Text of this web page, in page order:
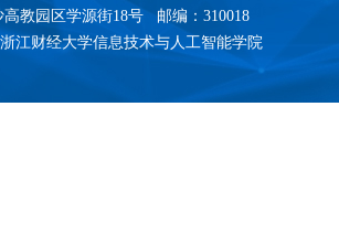
高教园区学源街18号 邮编：310018
江财经大学信息技术与人工智能学院